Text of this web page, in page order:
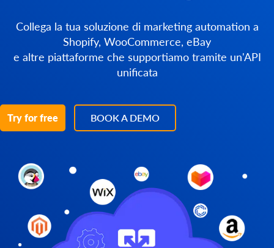
Collega la tua soluzione di marketing automation a
Shopify, WooCommerce, eBay
e altre piattaforme che supportiamo tramite un'API
unificata
Try for free BOOK A DEMO